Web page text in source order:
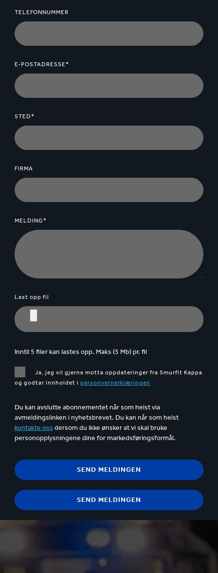
TELEFONNUMMER
E-POSTADRESSE*
STED*
FIRMA
MELDING*
Last opp fil
Inntil 5 filer kan lastes opp. Maks (5 Mb) pr. fil
Ja, jeg vil gjerne motta oppdateringer fra Smurfit Kappa
og godtar innholdet i personvernerklæringen
Du kan avslutte abonnementet når som helst via
avmeldingslinken i nyhetsbrevet. Du kan når som helst
kontakte oss dersom du ikke ønsker at vi skal bruke
personopplysningene dine for markedsføringsformål.